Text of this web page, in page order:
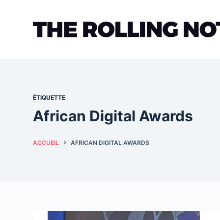
ÉTIQUETTE
African Digital Awards
ACCUEIL AFRICAN DIGITAL AWARDS